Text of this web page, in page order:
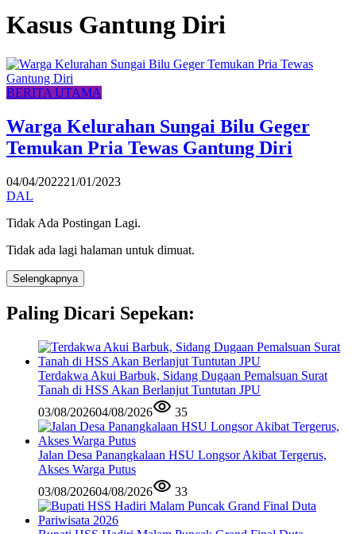
Kasus Gantung Diri
BERITA UTAMA
Warga Kelurahan Sungai Bilu Geger
Temukan Pria Tewas Gantung Diri
04/04/202221/01/2023
DAL
Tidak Ada Postingan Lagi.
Tidak ada lagi halaman untuk dimuat.
Selengkapnya
Paling Dicari Sepekan:
Terdakwa Akui Barbuk, Sidang Dugaan Pemalsuan Surat
Tanah di HSS Akan Berlanjut Tuntutan JPU
03/08/202604/08/2026 35
Jalan Desa Panangkalaan HSU Longsor Akibat Tergerus,
Akses Warga Putus
03/08/202604/08/2026 33